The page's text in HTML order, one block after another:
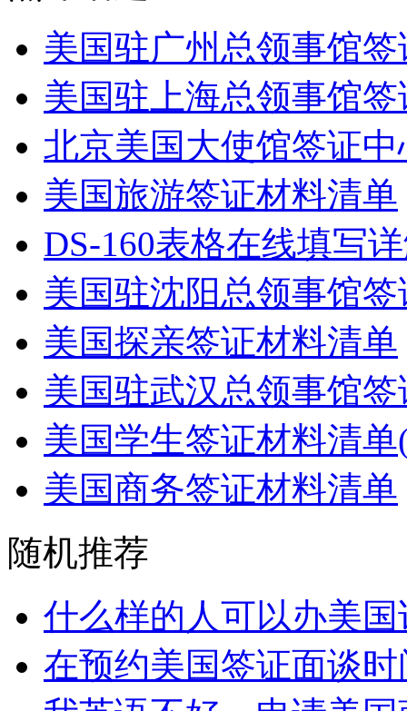
美国驻广州总领事馆
美国驻上海总领事馆
北京美国大使馆签证中
美国旅游签证材料清单
DS-160表格在线填写
美国驻沈阳总领事馆
美国探亲签证材料清单
美国驻武汉总领事馆
美国学生签证材料清单
美国商务签证材料清单
随机推荐
什么样的人可以办美
在预约美国签证面谈